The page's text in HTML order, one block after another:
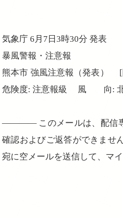
気象庁 6月7日3時30分 発表
暴風警報・注意報
熊本市 強風注意報（発
危険度: 注意報級 風 向:
———— このメールは、配信専
確認およびご返答ができませ
宛に空メールを送信して、マ